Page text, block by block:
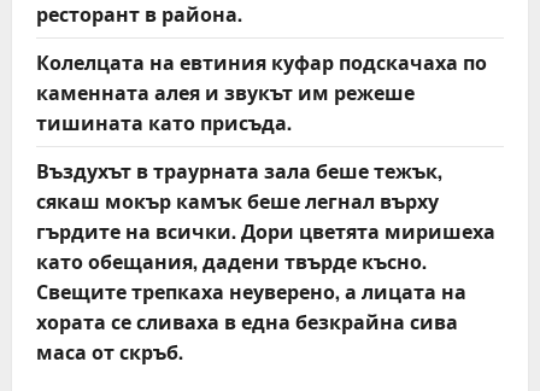
ресторант в района.
Колелцата на евтиния куфар подскачаха по
каменната алея и звукът им режеше
тишината като присъда.
Въздухът в траурната зала беше тежък,
сякаш мокър камък беше легнал върху
гърдите на всички. Дори цветята миришеха
като обещания, дадени твърде късно.
Свещите трепкаха неуверено, а лицата на
хората се сливаха в една безкрайна сива
маса от скръб.